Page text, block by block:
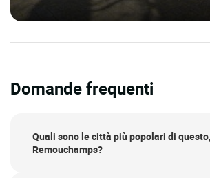
Domande frequenti
Quali sono le città più popolari di questo,
Remouchamps?